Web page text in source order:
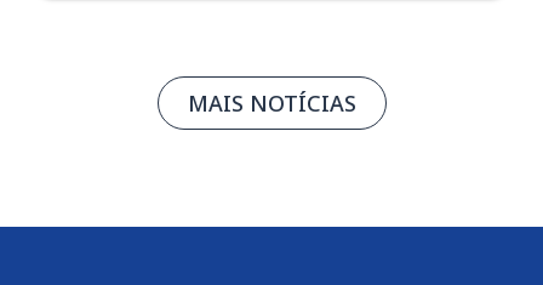
MAIS NOTÍCIAS